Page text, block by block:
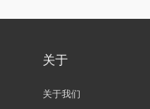
关于
关于我们